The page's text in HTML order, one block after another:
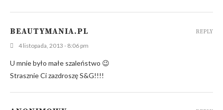
BEAUTYMANIA.PL
4 listopada, 2013 - 8:06 pm
U mnie było małe szaleństwo 😉
Strasznie Ci zazdroszę S&G!!!!
REPLY